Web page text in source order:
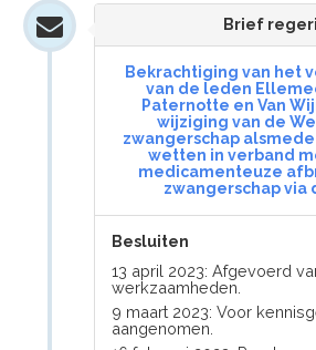
Brief
Bekrachtiging van het
van de leden
Paternotte en Van
wijziging van de
zwangerschap
wetten in verband
medicamenteuze
zwangerschap via
Besluiten
13 april 2023: Afgevoerd
werkzaamheden.
9 maart 2023: Voor
aangenomen.